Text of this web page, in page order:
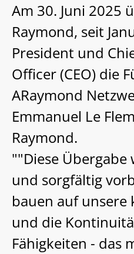
Am 30. Juni 2025
Raymond, seit
President und
Officer (CEO) die
ARaymond
Emmanuel Le
Raymond.
""Diese
und sorgfältig
bauen auf unsere
und die
Fähigkeiten - das